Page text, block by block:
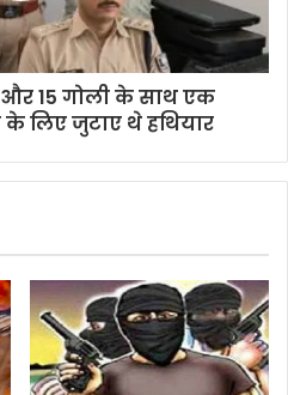
और 15 गोली के साथ एक
लिए जुटाए थे हथियार